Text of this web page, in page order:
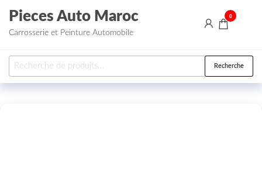
Aller au contenu
Pieces Auto Maroc
Carrosserie et Peinture Automobile
0
Recherche pour : Recherche